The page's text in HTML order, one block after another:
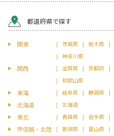
都道府県で探す
関東 茨城県 栃木県
神奈川県
関西 滋賀県 京都府
和歌山県
東海 岐阜県 静岡県
北海道 北海道
東北 青森県 岩手県
甲信越・北陸 新潟県 富山県